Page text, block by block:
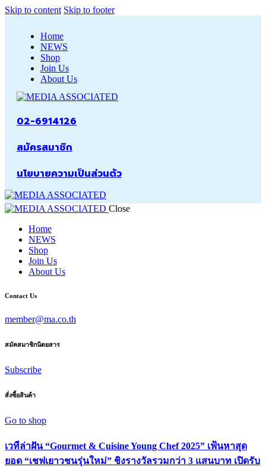
Skip to content Skip to footer
Home
NEWS
Shop
Join Us
About Us
02-6914126
สมัครสมาชิก
นโยบายความเป็นส่วนตัว
Close
Home
NEWS
Shop
Join Us
About Us
Contact Us
member@ma.co.th
สมัคสมาชิกนิตยสาร
Subscribe
สั่งซื้อสินค้า
Go to shop
เวทีล่าฝัน “Gourmet & Cuisine Young Chef 2025” เฟ้นหาสุด
ยอด “เชฟเยาวชนรุ่นใหม่” ชิงรางวัลรวมกว่า 3 แสนบาท เปิดรับ